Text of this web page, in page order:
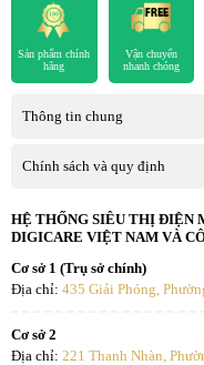
Sản phẩm chính
hãng
Vận chuyển
nhanh chóng
Thông tin chung
Chính sách và quy định
HỆ THỐNG SIÊU THỊ ĐIỆN
DIGICARE VIỆT NAM VÀ
Cơ sở 1 (Trụ sở chính)
Địa chỉ: 435 Giải Phóng,
Cơ sở 2
Địa chỉ: 221 Thanh Nhàn,